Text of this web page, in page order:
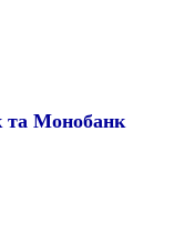
та Монобанк